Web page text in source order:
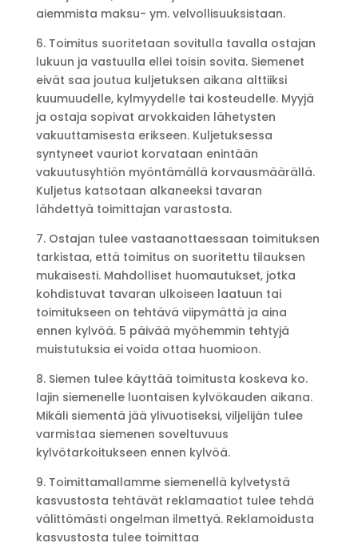
aiemmista maksu- ym. velvollisuuksistaan.
6. Toimitus suoritetaan sovitulla tavalla ostajan
lukuun ja vastuulla ellei toisin sovita. Siemenet
eivät saa joutua kuljetuksen aikana alttiiksi
kuumuudelle, kylmyydelle tai kosteudelle. Myyjä
ja ostaja sopivat arvokkaiden lähetysten
vakuuttamisesta erikseen. Kuljetuksessa
syntyneet vauriot korvataan enintään
vakuutusyhtiön myöntämällä korvausmäärällä.
Kuljetus katsotaan alkaneeksi tavaran
lähdettyä toimittajan varastosta.
7. Ostajan tulee vastaanottaessaan toimituksen
tarkistaa, että toimitus on suoritettu tilauksen
mukaisesti. Mahdolliset huomautukset, jotka
kohdistuvat tavaran ulkoiseen laatuun tai
toimitukseen on tehtävä viipymättä ja aina
ennen kylvöä. 5 päivää myöhemmin tehtyjä
muistutuksia ei voida ottaa huomioon.
8. Siemen tulee käyttää toimitusta koskeva ko.
lajin siemenelle luontaisen kylvökauden aikana.
Mikäli siementä jää ylivuotiseksi, viljelijän tulee
varmistaa siemenen soveltuvuus
kylvötarkoitukseen ennen kylvöä.
9. Toimittamallamme siemenellä kylvetystä
kasvustosta tehtävät reklamaatiot tulee tehdä
välittömästi ongelman ilmettyä. Reklamoidusta
kasvustosta tulee toimittaa